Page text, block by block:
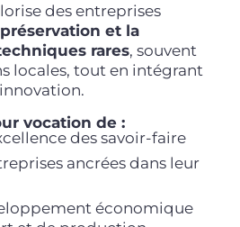
des entreprises
préservation et la
rares, souvent
locales, tout en intégrant
vocation de :
des savoir-faire
ancrées dans leur
économique